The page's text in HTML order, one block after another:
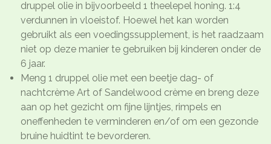
druppel olie in bijvoorbeeld 1 theelepel honing. 1:4
verdunnen in vloeistof. Hoewel het kan worden
gebruikt als een voedingssupplement, is het raadzaam
niet op deze manier te gebruiken bij kinderen onder de
6 jaar.
Meng 1 druppel olie met een beetje dag- of
nachtcrème Art of Sandelwood crème en breng deze
aan op het gezicht om fijne lijntjes, rimpels en
oneffenheden te verminderen en/of om een gezonde
bruine huidtint te bevorderen.